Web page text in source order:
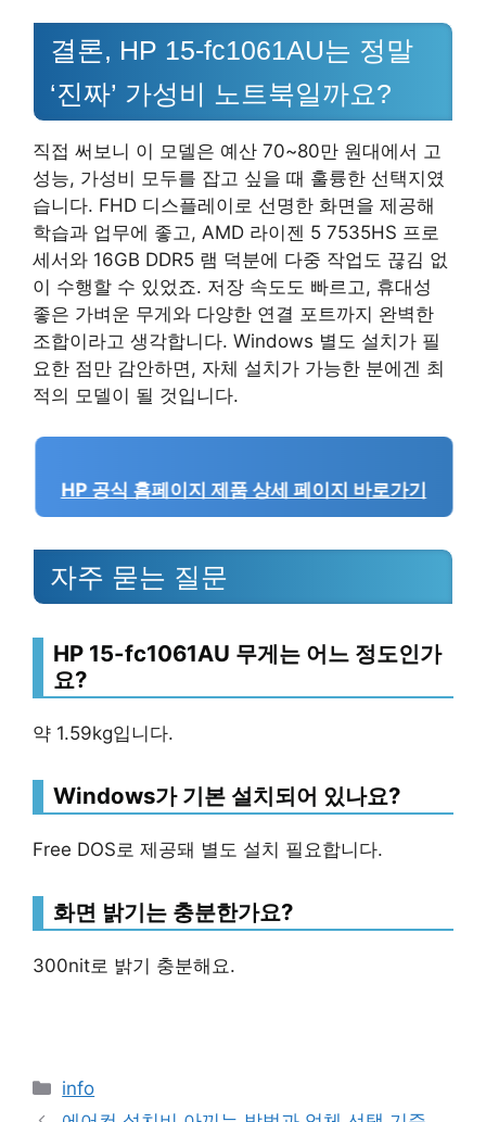
결론, HP 15-fc1061AU는 정말
‘진짜’ 가성비 노트북일까요?
직접 써보니 이 모델은 예산 70~80만 원대에서 고
성능, 가성비 모두를 잡고 싶을 때 훌륭한 선택지였
습니다. FHD 디스플레이로 선명한 화면을 제공해
학습과 업무에 좋고, AMD 라이젠 5 7535HS 프로
세서와 16GB DDR5 램 덕분에 다중 작업도 끊김 없
이 수행할 수 있었죠. 저장 속도도 빠르고, 휴대성
좋은 가벼운 무게와 다양한 연결 포트까지 완벽한
조합이라고 생각합니다. Windows 별도 설치가 필
요한 점만 감안하면, 자체 설치가 가능한 분에겐 최
적의 모델이 될 것입니다.
HP 공식 홈페이지 제품 상세 페이지 바로가기
자주 묻는 질문
HP 15-fc1061AU 무게는 어느 정도인가
요?
약 1.59kg입니다.
Windows가 기본 설치되어 있나요?
Free DOS로 제공돼 별도 설치 필요합니다.
화면 밝기는 충분한가요?
300nit로 밝기 충분해요.
Categories
info